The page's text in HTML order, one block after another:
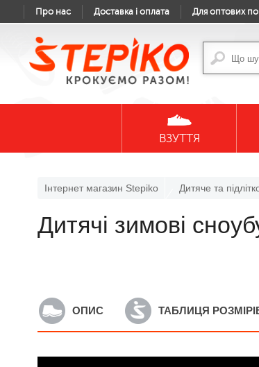
Про нас Доставка і оплата Для оптових
ВЗУТТЯ
Інтернет магазин Stepiko Дитяче та
Дитячі зимові
ОПИС ТАБЛИЦЯ